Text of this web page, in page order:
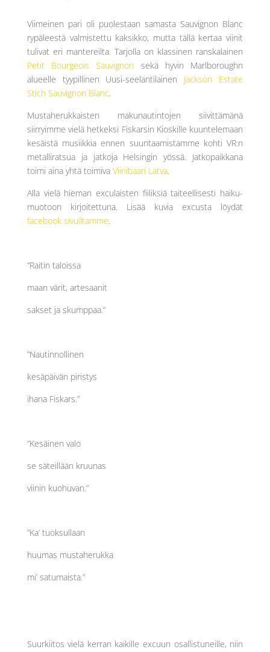
Viimeinen pari oli puolestaan samasta Sauvignon Blanc
rypäleestä valmistettu kaksikko, mutta tällä kertaa viinit
tulivat eri mantereilta. Tarjolla on klassinen ranskalainen
Petit Bourgeois Sauvignon sekä hyvin Marlboroughn
alueelle tyypillinen Uusi-seelantilainen Jackson Estate
Stich Sauvignon Blanc.
Mustaherukkaisten makunautintojen siivittämänä
siirryimme vielä hetkeksi Fiskarsin Kioskille kuuntelemaan
kesäistä musiikkia ennen suuntaamistamme kohti VR:n
metalliratsua ja jatkoja Helsingin yössä. Jatkopaikkana
toimi aina yhtä toimiva Viinibaari Latva.
Alla vielä hieman exculaisten fiiliksiä taiteellisesti haiku-
muotoon kirjoitettuna. Lisää kuvia excusta löydät
facebook sivuiltamme.
”Raitin taloissa
maan värit, artesaanit
sakset ja skumppaa.”
”Nautinnollinen
kesäpäivän piristys
ihana Fiskars.”
”Kesäinen valo
se säteillään kruunas
viinin kuohuvan.”
”Ka’ tuoksullaan
huumas mustaherukka
mi’ satumaista.”
Suurkiitos vielä kerran kaikille excuun osallistuneille, niin